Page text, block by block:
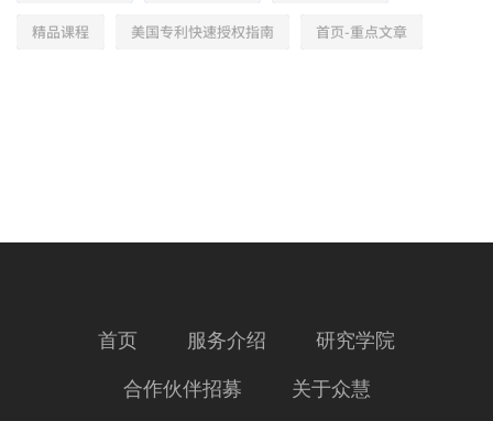
精品课程 美国专利快速授权指南 首页-重点文章
首页 服务介绍 研究学院
合作伙伴招募 关于众慧